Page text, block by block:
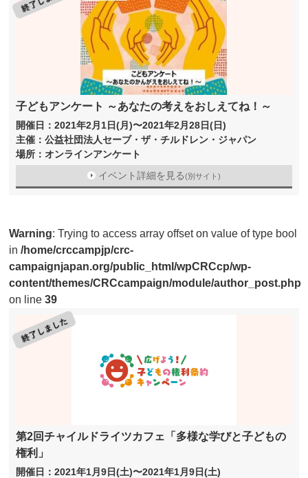
子どもアンケート ～あなたの考えをおしえてね！～
開催日：2021年2月1日(月)〜2021年2月28日(日)
主催：公益社団法人セーブ・ザ・チルドレン・ジャパン
場所：オンラインアンケート
イベント詳細を見る(別サイト)
Warning: Trying to access array offset on value of type bool
in/home/crccampjp/crc-
campaignjapan.org/public_html/wpCRCcp/wp-
content/themes/CRCcampaign/module/author_post.php
on line39
第2回チャイルドライツカフェ「多様な学びと子どもの
権利」
開催日：2021年1月9日(土)〜2021年1月9日(土)